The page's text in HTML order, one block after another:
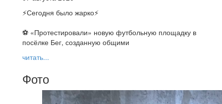
⚡️Сегодня было жарко⚡️
⚽ ️«Протестировали» новую футбольную площадку в
посёлке Бег, созданную общими
читать...
Фото